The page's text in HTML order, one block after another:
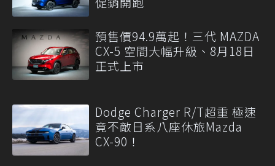
預售價94.9萬起！三代 MAZDA
CX-5 空間大幅升級、8月18日
正式上市
Dodge Charger R/T超重 極速
竟不敵日系八座休旅Mazda
CX-90！